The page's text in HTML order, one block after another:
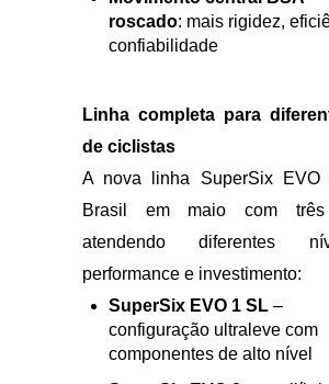
Movimento central BSA
Linha completa para
deciclistas
A nova linha SuperSix
Brasil em maio com
atendendo diferentes
performance e investimento:
SuperSix EVO 1 SL –